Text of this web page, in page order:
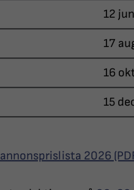
12 jun
17
16
15
2026